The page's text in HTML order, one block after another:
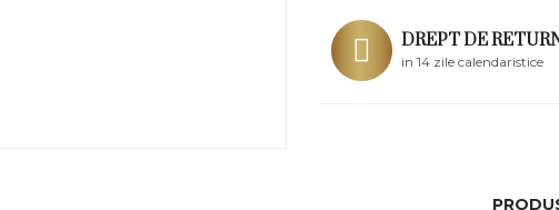
DREPT DE
in 14 zile calendaristice